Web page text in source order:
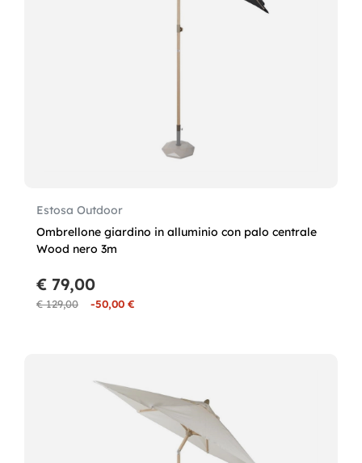
Estosa Outdoor
Ombrellone giardino in alluminio con palo centrale
Wood nero 3m
€ 129,00 -50,00 €
€ 79,00